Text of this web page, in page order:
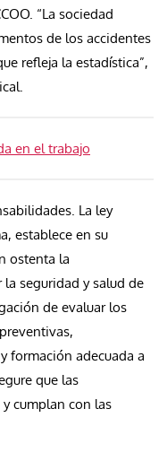
“La sociedad
de los accidentes
refleja la estadística”,
en el trabajo
La ley
establece en su
ostenta la
seguridad y salud de
de evaluar los
formación adecuada a
que las
cumplan con las